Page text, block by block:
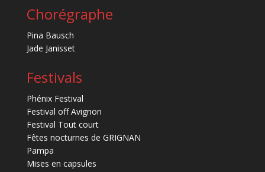
Chorégraphe
Pina Bausch
Jade Janisset
Festivals
Phénix Festival
Festival off Avignon
Festival Tout court
Fêtes nocturnes de GRIGNAN
Pampa
Mises en capsules